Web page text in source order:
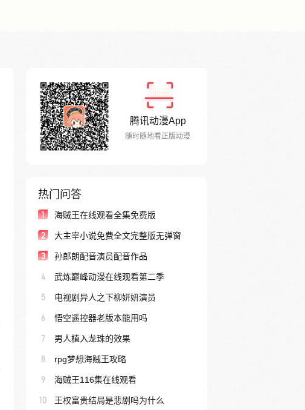
腾讯动漫App
随时随地看正版动漫
热门问答
1 海贼王在线观看全集免费版
2 大主宰小说免费全文完整版无弹窗
3 孙郎朗配音演员配音作品
4 武炼巅峰动漫在线观看第二季
5 电视剧异人之下柳妍妍演员
6 悟空遥控器老版本能用吗
7 男人植入龙珠的效果
8 rpg梦想海贼王攻略
9 海贼王116集在线观看
10 王权富贵结局是悲剧吗为什么